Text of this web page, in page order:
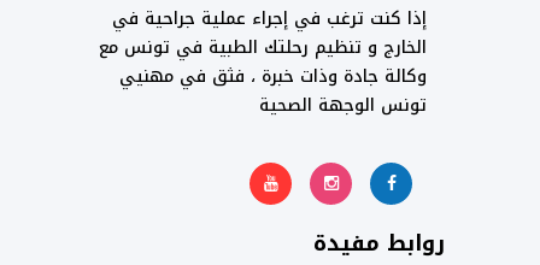
إذا كنت ترغب في إجراء عملية جراحية في
الخارج و تنظيم رحلتك الطبية في تونس مع
وكالة جادة وذات خبرة ، فثق في مهنيي
تونس الوجهة الصحية
روابط مفيدة